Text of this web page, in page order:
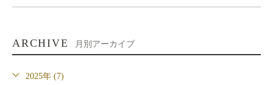
ARCHIVE 月別アーカイブ
2025年 (7)